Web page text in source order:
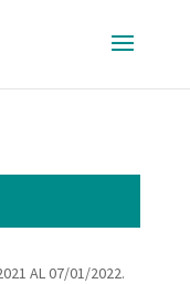
AL 07/01/2022.